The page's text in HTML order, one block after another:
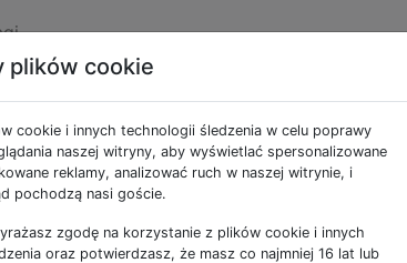
Tworzą go kolejne rzędy, w których każdy
sąsiadów. Oto pierwsze
plików cookie
cookie i innych technologii śledzenia w celu poprawy
naszej witryny, aby wyświetlać spersonalizowane
reklamy, analizować ruch w naszej witrynie, i
pochodzą nasi goście.
zgodę na korzystanie z plików cookie i innych
oraz potwierdzasz, że masz co najmniej 16 lat lub